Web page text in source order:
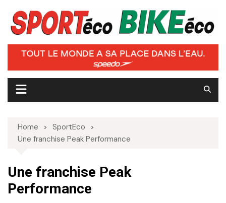
content
Home
SportEco
Une franchise Peak Performance
Une franchise Peak
Performance